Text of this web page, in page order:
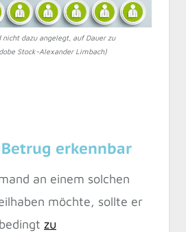
nicht dazu angelegt, auf Dauer zu
Stock-Alexander Limbach)
erkennbar
an einem solchen
möchte, sollte er
zu